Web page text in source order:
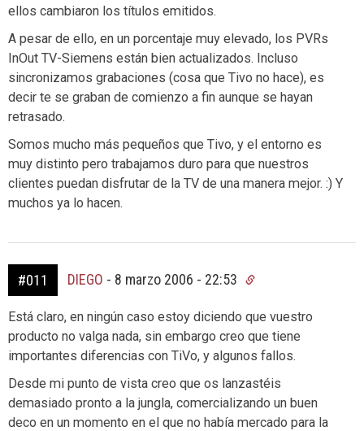
ellos cambiaron los títulos emitidos.
A pesar de ello, en un porcentaje muy elevado, los PVRs
InOut TV-Siemens están bien actualizados. Incluso
sincronizamos grabaciones (cosa que Tivo no hace), es
decir te se graban de comienzo a fin aunque se hayan
retrasado.
Somos mucho más pequeños que Tivo, y el entorno es
muy distinto pero trabajamos duro para que nuestros
clientes puedan disfrutar de la TV de una manera mejor. :) Y
muchos ya lo hacen.
#011 DIEGO - 8 marzo 2006 - 22:53
Está claro, en ningún caso estoy diciendo que vuestro
producto no valga nada, sin embargo creo que tiene
importantes diferencias con TiVo, y algunos fallos.
Desde mi punto de vista creo que os lanzastéis
demasiado pronto a la jungla, comercializando un buen
deco en un momento en el que no había mercado para la